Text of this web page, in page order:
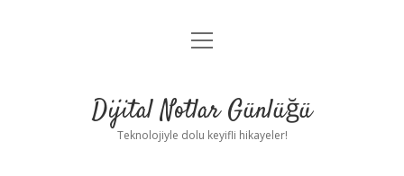
Anasayfa
Yasal Uyarı
menüyü
Dijital Notlar Günlüğü
Teknolojiyle dolu keyifli hikayeler!